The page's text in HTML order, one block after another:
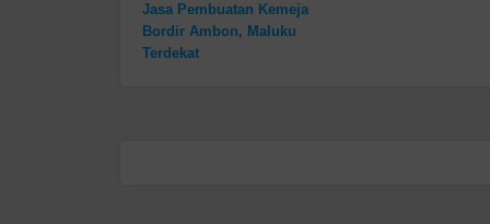
Jasa Pembuatan Kemeja
Bordir Ambon, Maluku
Terdekat